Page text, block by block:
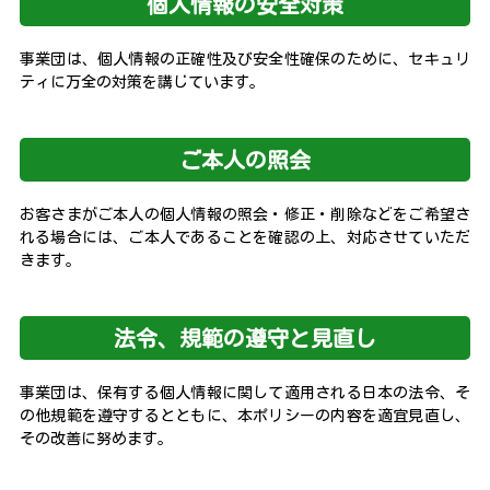
個人情報の安全対策
事業団は、個人情報の正確性及び安全性確保のために、セキュリ
ティに万全の対策を講じています。
ご本人の照会
お客さまがご本人の個人情報の照会・修正・削除などをご希望さ
れる場合には、ご本人であることを確認の上、対応させていただ
きます。
法令、規範の遵守と見直し
事業団は、保有する個人情報に関して適用される日本の法令、そ
の他規範を遵守するとともに、本ポリシーの内容を適宜見直し、
その改善に努めます。